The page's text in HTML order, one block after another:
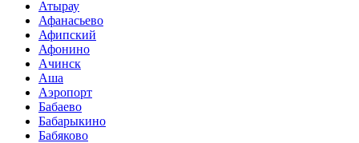
Атырау
Афанасьево
Афипский
Афонино
Ачинск
Аша
Аэропорт
Бабаево
Бабарыкино
Бабяково